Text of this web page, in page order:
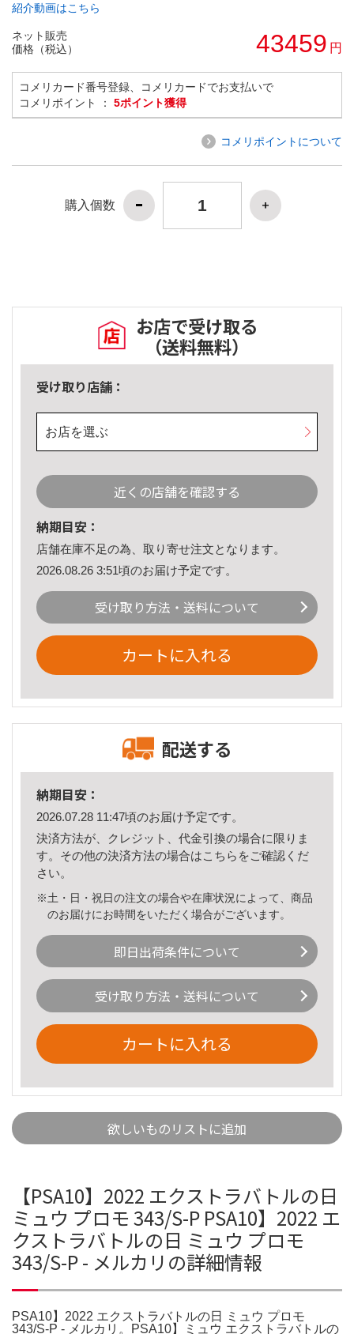
紹介動画はこちら
ネット販売
価格（税込）
43459 円
コメリカード番号登録、コメリカードでお支払いで
コメリポイント ： 5ポイント獲得
コメリポイントについて
購入個数
お店で受け取る
（送料無料）
受け取り店舗：
お店を選ぶ
近くの店舗を確認する
納期目安：
店舗在庫不足の為、取り寄せ注文となります。
2026.08.26 3:51頃のお届け予定です。
受け取り方法・送料について
カートに入れる
配送する
納期目安：
2026.07.28 11:47頃のお届け予定です。
決済方法が、クレジット、代金引換の場合に限りま
す。その他の決済方法の場合はこちら をご確認くだ
さい。
※土・日・祝日の注文の場合や在庫状況によって、商品
のお届けにお時間をいただく場合がございます。
即日出荷条件について
受け取り方法・送料について
カートに入れる
欲しいものリストに追加
【PSA10】2022 エクストラバトルの日
ミュウ プロモ 343/S-P PSA10】2022 エ
クストラバトルの日 ミュウ プロモ
343/S-P - メルカリの詳細情報
PSA10】2022 エクストラバトルの日 ミュウ プロモ
343/S-P - メルカリ。PSA10】ミュウ エクストラバトルの